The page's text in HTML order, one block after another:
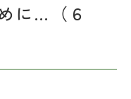
に…（６